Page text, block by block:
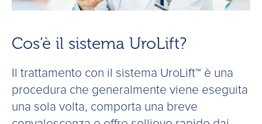
Cos’è il sistema UroLift?
Il trattamento con il sistema UroLift™ è una
procedura che generalmente viene eseguita
una sola volta, comporta una breve